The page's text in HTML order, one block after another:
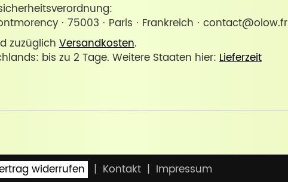
· 75003 · Paris · Frankreich · contact@olow.fr
zuzüglichVersandkosten.
bis zu 2 Tage. Weitere Staaten hier:Lieferzeit
widerrufen Kontakt Impressum